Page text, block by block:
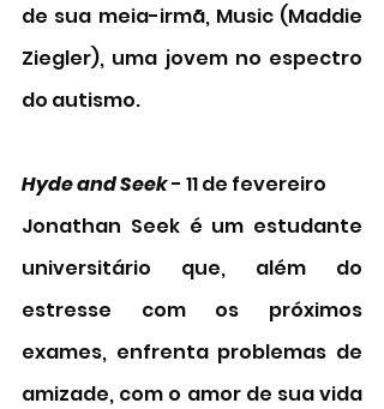
de sua meia-irmã, Music (Maddie
Ziegler), uma jovem no espectro
do autismo.
Hyde and Seek - 11 de fevereiro
Jonathan Seek é um estudante
universitário que, além do
estresse com os próximos
exames, enfrenta problemas de
amizade, com o amor de sua vida